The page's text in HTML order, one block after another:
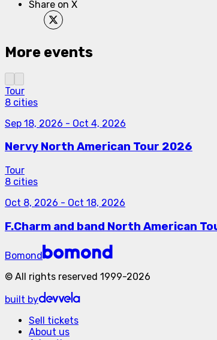
Share on X
More events
Tour
8 cities
Sep 18, 2026 - Oct 4, 2026
Nervy North American Tour 2026
Tour
8 cities
Oct 8, 2026 - Oct 18, 2026
F.Charm and band North American
Bomond
© All rights reserved 1999-2026
built by
Sell tickets
About us